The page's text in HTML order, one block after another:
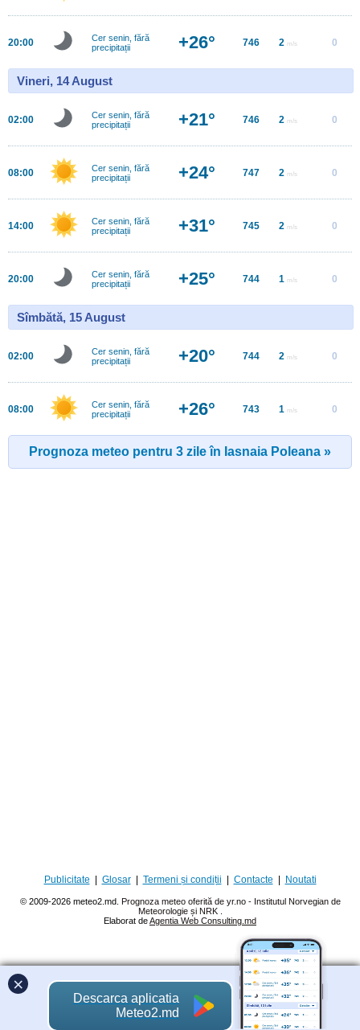
20:00
Cer senin, fără
precipitații
+26° 746 2 m/s 0
Vineri, 14 August
02:00
Cer senin, fără
precipitații
+21° 746 2 m/s 0
08:00
Cer senin, fără
precipitații
+24° 747 2 m/s 0
14:00
Cer senin, fără
precipitații
+31° 745 2 m/s 0
20:00
Cer senin, fără
precipitații
+25° 744 1 m/s 0
Sîmbătă, 15 August
02:00
Cer senin, fără
precipitații
+20° 744 2 m/s 0
08:00
Cer senin, fără
precipitații
+26° 743 1 m/s 0
Prognoza meteo pentru 3 zile în Iasnaia Poleana »
Publicitate Glosar| Termeni și condiții Contacte Noutati
© 2009-2026 meteo2.md. Prognoza meteo oferită de yr.no - Institutul Norvegian de
Meteorologie și NRK
Elaborat deAgentia Web Consulting.md
×
Descarca aplicatia
Meteo2.md